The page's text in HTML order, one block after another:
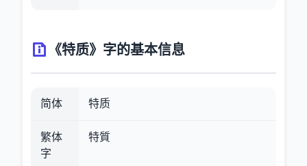
《特质》字的基本信息
简体 特质
繁体
字
特質